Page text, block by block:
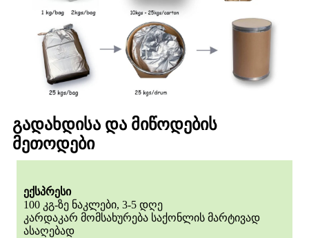
გადახდისა და მიწოდების
მეთოდები
ექსპრესი
100 კგ-ზე ნაკლები, 3-5 დღე
კარდაკარ მომსახურება საქონლის მარტივად
ასაღებად